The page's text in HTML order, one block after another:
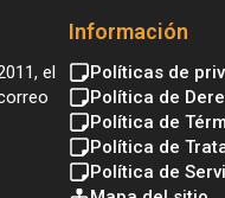
el
Información
Políticas de
Política de
Política de
Política de
Política de